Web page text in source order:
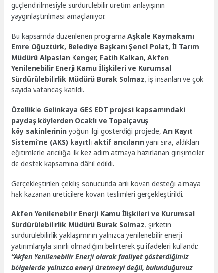
güçlendirilmesiyle sürdürülebilir üretim anlayışının
yaygınlaştırılması amaçlanıyor.
Bu kapsamda düzenlenen programaAşkale Kaymakamı
Emre Oğuztürk, Belediye Başkanı Şenol Polat, İl Tarım
Müdürü Alpaslan Kenger, Fatih Kalkan, Akfen
Yenilenebilir Enerji Kamu İlişkileri ve Kurumsal
Sürdürülebilirlik Müdürü Burak Solmaz, iş insanları ve çok
sayıda vatandaş katıldı.
Özellikle Gelinkaya GES EDT projesi kapsamındaki
paydaş köylerden Ocaklı ve Topalçavuş
köy sakinlerinin yoğun ilgi gösterdiği projede,Arı Kayıt
Sistemi’ne (AKS) kayıtlı aktif arıcıların yanı sıra, aldıkları
eğitimlerle arıcılığa ilk kez adım atmaya hazırlanan girişimciler
de destek kapsamına dâhil edildi.
Gerçekleştirilen çekiliş sonucunda arılı kovan desteği almaya
hak kazanan üreticilere kovan teslimleri gerçekleştirildi.
Akfen Yenilenebilir Enerji Kamu İlişkileri ve Kurumsal
Sürdürülebilirlik Müdürü Burak Solmaz, şirketin
sürdürülebilirlik yaklaşımının yalnızca yenilenebilir enerji
yatırımlarıyla sınırlı olmadığını belirterek şu ifadeleri kullandı:
“Akfen Yenilenebilir Enerji olarak faaliyet gösterdiğimiz
bölgelerde yalnızca enerji üretmeyi değil, bulunduğumuz